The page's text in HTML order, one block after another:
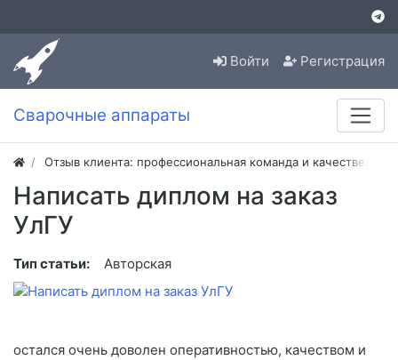
Войти Регистрация
Сварочные аппараты
Отзыв клиента: профессиональная команда и
Написать диплом на заказ
УлГУ
Тип статьи: Авторская
остался очень доволен оперативностью, качеством и